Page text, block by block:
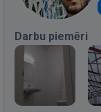
Darbu piemēri